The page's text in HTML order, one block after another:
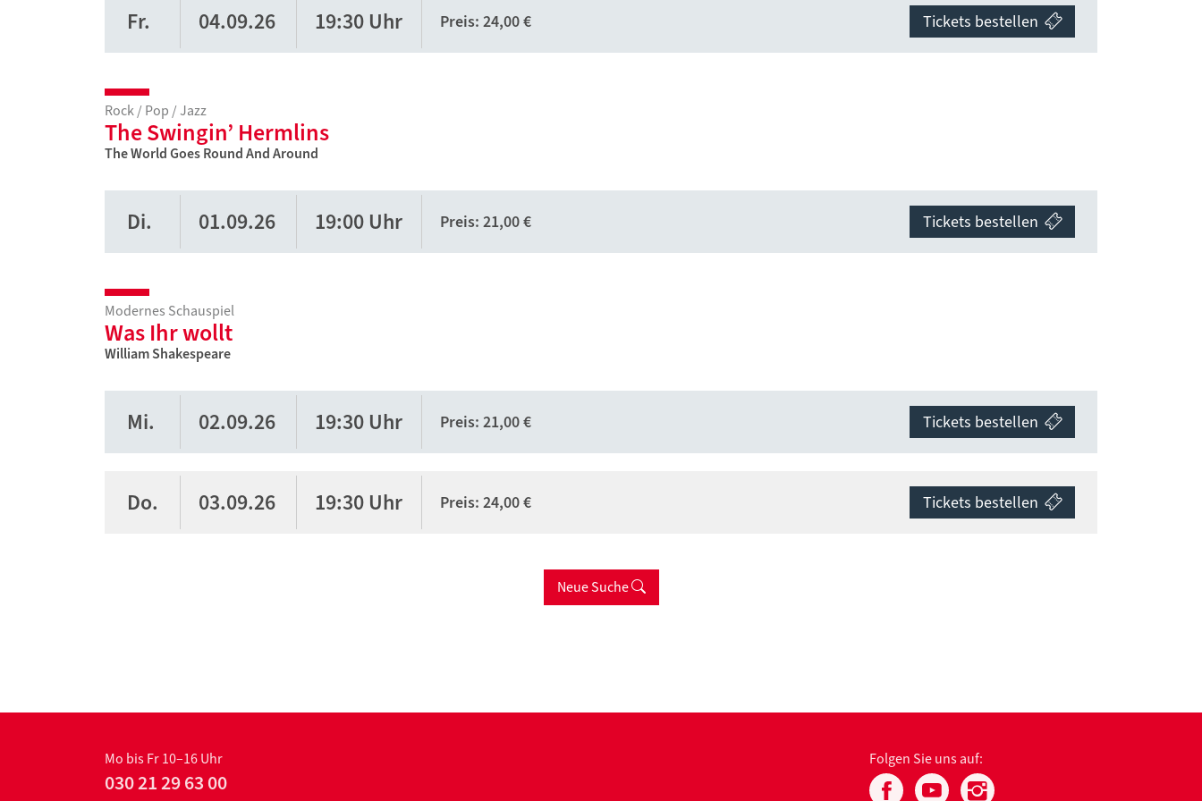
Fr. 04.09.26 19:30 Uhr Preis: 24,00 € Tickets bestellen
Rock / Pop / Jazz
The Swingin’ Hermlins
The World Goes Round And Around
Di. 01.09.26 19:00 Uhr Preis: 21,00 € Tickets bestellen
Modernes Schauspiel
Was Ihr wollt
William Shakespeare
Mi. 02.09.26 19:30 Uhr Preis: 21,00 € Tickets bestellen
Do. 03.09.26 19:30 Uhr Preis: 24,00 € Tickets bestellen
Neue Suche
Mo bis Fr 10–16 Uhr
030 21 29 63 00
Folgen Sie uns auf: